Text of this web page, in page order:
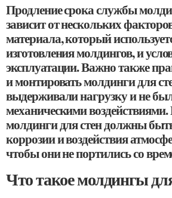
Продление срока службы
зависит от нескольких
материала, который
изготовления молдингов, и
эксплуатации. Важно также
и монтировать молдинги для
выдерживали нагрузку и не
механическими воздействиями.
молдинги для стен должны
коррозии и воздействия
чтобы они не портились со
Что такое молдингы